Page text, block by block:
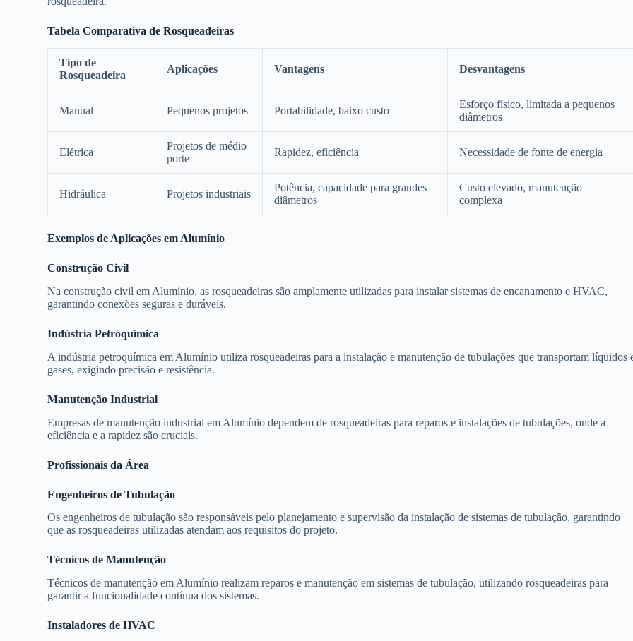
Tabela Comparativa de Rosqueadeiras
Tipo de
Rosqueadeira
Aplicações Vantagens Desvantagens
Manual Pequenos projetos Portabilidade, baixo custo
Esforço físico, limitada a pequenos
diâmetros
Elétrica
Projetos de médio
porte
Rapidez, eficiência Necessidade de fonte de energia
Hidráulica Projetos industriais
Potência, capacidade para grandes
diâmetros
Custo elevado, manutenção
complexa
Exemplos de Aplicações em Alumínio
Construção Civil
Na construção civil em Alumínio, as rosqueadeiras são amplamente utilizadas para instalar sistemas de encanamento e HVAC,
garantindo conexões seguras e duráveis.
Indústria Petroquímica
A indústria petroquímica em Alumínio utiliza rosqueadeiras para a instalação e manutenção de tubulações que transportam líquidos
gases, exigindo precisão e resistência.
Manutenção Industrial
Empresas de manutenção industrial em Alumínio dependem de rosqueadeiras para reparos e instalações de tubulações, onde a
eficiência e a rapidez são cruciais.
Profissionais da Área
Engenheiros de Tubulação
Os engenheiros de tubulação são responsáveis pelo planejamento e supervisão da instalação de sistemas de tubulação, garantindo
que as rosqueadeiras utilizadas atendam aos requisitos do projeto.
Técnicos de Manutenção
Técnicos de manutenção em Alumínio realizam reparos e manutenção em sistemas de tubulação, utilizando rosqueadeiras para
garantir a funcionalidade contínua dos sistemas.
Instaladores de HVAC